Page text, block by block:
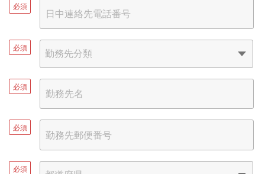
必須
必須
必須
必須
必須